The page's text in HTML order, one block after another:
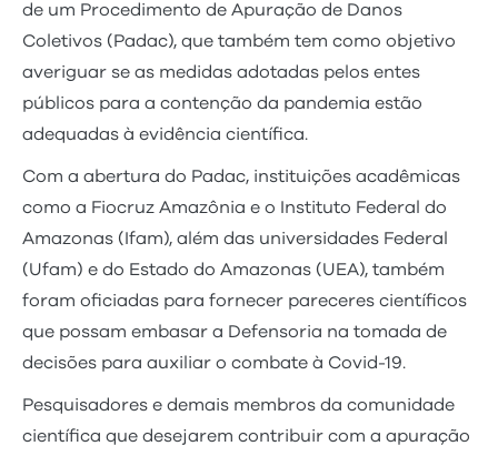
de um Procedimento de Apuração de Danos
Coletivos (Padac), que também tem como objetivo
averiguar se as medidas adotadas pelos entes
públicos para a contenção da pandemia estão
adequadas à evidência científica.
Com a abertura do Padac, instituições acadêmicas
como a Fiocruz Amazônia e o Instituto Federal do
Amazonas (Ifam), além das universidades Federal
(Ufam) e do Estado do Amazonas (UEA), também
foram oficiadas para fornecer pareceres científicos
que possam embasar a Defensoria na tomada de
decisões para auxiliar o combate à Covid-19.
Pesquisadores e demais membros da comunidade
científica que desejarem contribuir com a apuração